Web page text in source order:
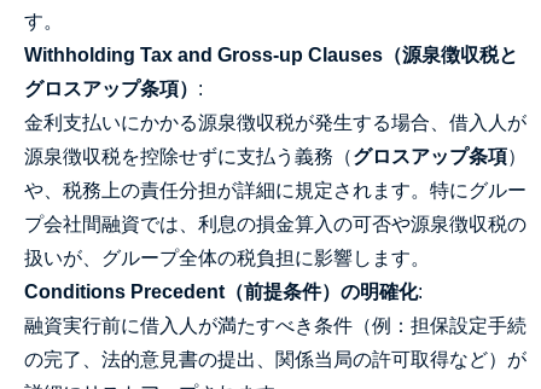
す。
Withholding Tax and Gross-up Clauses（源泉徴収税と
グロスアップ条項） :
金利支払いにかかる源泉徴収税が発生する場合、借入人が
源泉徴収税を控除せずに支払う義務（グロスアップ条項）
や、税務上の責任分担が詳細に規定されます。特にグルー
プ会社間融資では、利息の損金算入の可否や源泉徴収税の
扱いが、グループ全体の税負担に影響します。
Conditions Precedent（前提条件）の明確化:
融資実行前に借入人が満たすべき条件（例：担保設定手続
の完了、法的意見書の提出、関係当局の許可取得など）が